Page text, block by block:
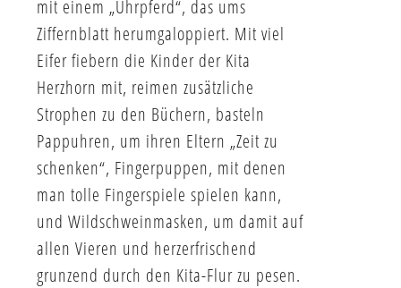
mit einem „Uhrpferd“, das ums
Ziffernblatt herumgaloppiert. Mit viel
Eifer fiebern die Kinder der Kita
Herzhorn mit, reimen zusätzliche
Strophen zu den Büchern, basteln
Pappuhren, um ihren Eltern „Zeit zu
schenken“, Fingerpuppen, mit denen
man tolle Fingerspiele spielen kann,
und Wildschweinmasken, um damit auf
allen Vieren und herzerfrischend
grunzend durch den Kita-Flur zu pesen.